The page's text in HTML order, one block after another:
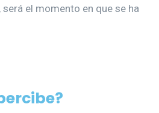
el momento en que se ha